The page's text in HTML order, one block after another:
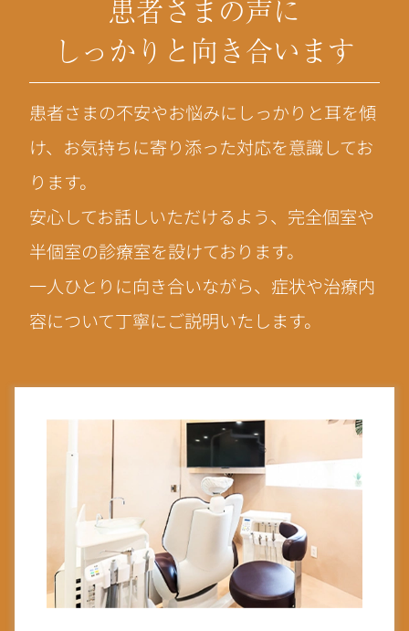
患者さまの声に
しっかりと向き合います
患者さまの不安やお悩みにしっかりと耳を傾
け、お気持ちに寄り添った対応を意識してお
ります。
安心してお話しいただけるよう、完全個室や
半個室の診療室を設けております。
一人ひとりに向き合いながら、症状や治療内
容について丁寧にご説明いたします。